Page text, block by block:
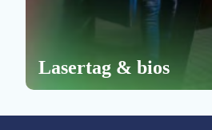
Lasertag & bios